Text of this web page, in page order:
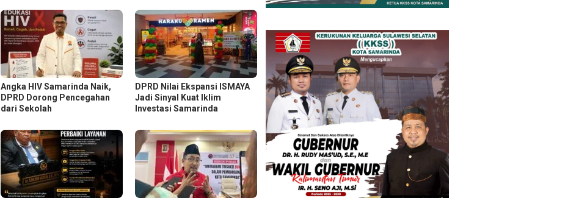
Angka HIV Samarinda Naik,
DPRD Dorong Pencegahan
dari Sekolah
DPRD Nilai Ekspansi ISMAYA
Jadi Sinyal Kuat Iklim
Investasi Samarinda